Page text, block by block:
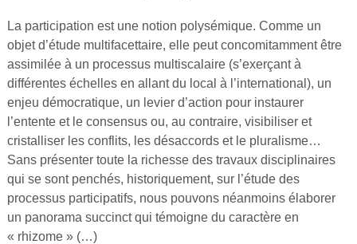
IMT
Colloques
Vidéos
S’inscrire
Se connecter
La participation est une notion polysémique. Comme un
objet d’étude multifacettaire, elle peut concomitamment être
assimilée à un processus multiscalaire (s’exerçant à
différentes échelles en allant du local à l’international), un
enjeu démocratique, un levier d’action pour instaurer
l’entente et le consensus ou, au contraire, visibiliser et
cristalliser les conflits, les désaccords et le pluralisme…
Sans présenter toute la richesse des travaux disciplinaires
qui se sont penchés, historiquement, sur l’étude des
processus participatifs, nous pouvons néanmoins élaborer
un panorama succinct qui témoigne du caractère en
« rhizome » (…)